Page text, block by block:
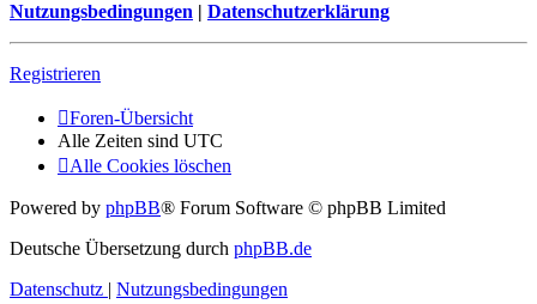
Nutzungsbedingungen | Datenschutzerklärung
Registrieren
Foren-Übersicht
Alle Zeiten sind UTC
Alle Cookies löschen
Powered by phpBB® Forum Software © phpBB Limited
Deutsche Übersetzung durch phpBB.de
Datenschutz | Nutzungsbedingungen